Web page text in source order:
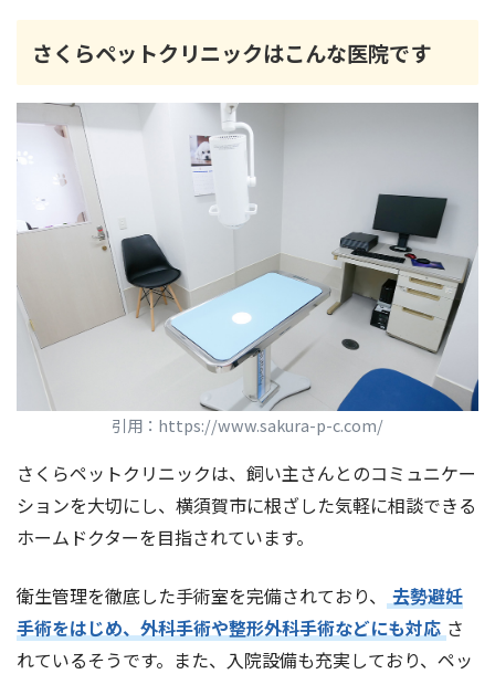
さくらペットクリニックはこんな医院です
引用：https://www.sakura-p-c.com/
さくらペットクリニックは、飼い主さんとのコミュニケー
ションを大切にし、横須賀市に根ざした気軽に相談できる
ホームドクターを目指されています。
衛生管理を徹底した手術室を完備されており、
去勢避妊
手術をはじめ、外科手術や整形外科手術などにも対応 さ
れているそうです。また、入院設備も充実しており、ペッ